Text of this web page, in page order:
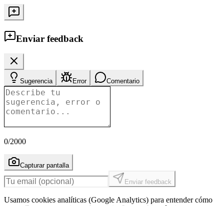
Enviar feedback
Sugerencia Error Comentario
0/2000
Capturar pantalla
Enviar feedback
Usamos cookies analíticas (Google Analytics) para entender cómo